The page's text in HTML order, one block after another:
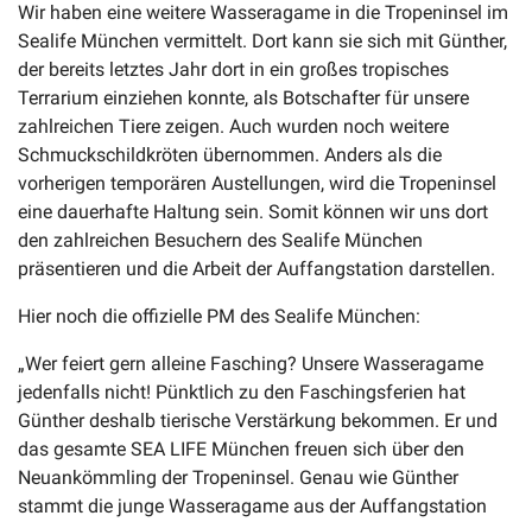
Wir haben eine weitere Wasseragame in die Tropeninsel im
Sealife München vermittelt. Dort kann sie sich mit Günther,
der bereits letztes Jahr dort in ein großes tropisches
Terrarium einziehen konnte, als Botschafter für unsere
zahlreichen Tiere zeigen. Auch wurden noch weitere
Schmuckschildkröten übernommen. Anders als die
vorherigen temporären Austellungen, wird die Tropeninsel
eine dauerhafte Haltung sein. Somit können wir uns dort
den zahlreichen Besuchern des Sealife München
präsentieren und die Arbeit der Auffangstation darstellen.
Hier noch die offizielle PM des Sealife München:
„Wer feiert gern alleine Fasching? Unsere Wasseragame
jedenfalls nicht! Pünktlich zu den Faschingsferien hat
Günther deshalb tierische Verstärkung bekommen. Er und
das gesamte SEA LIFE München freuen sich über den
Neuankömmling der Tropeninsel. Genau wie Günther
stammt die junge Wasseragame aus der Auffangstation